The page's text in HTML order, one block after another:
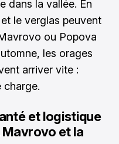
dans la vallée. En
le verglas peuvent
ou Popova
les orages
arriver vite :
charge.
et logistique
Mavrovo et la